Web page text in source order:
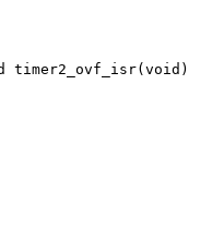
timer2_ovf_isr(void)